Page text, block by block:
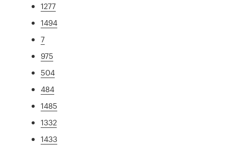
1277
1494
7
975
504
484
1485
1332
1433